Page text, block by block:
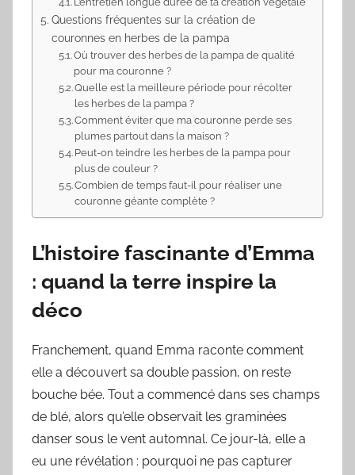
Questions fréquentes sur la création de
couronnes en herbes de la pampa
Où trouver des herbes de la pampa de qualité
pour ma couronne ?
Quelle est la meilleure période pour récolter
les herbes de la pampa ?
Comment éviter que ma couronne perde ses
plumes partout dans la maison ?
Peut-on teindre les herbes de la pampa pour
plus de couleur ?
Combien de temps faut-il pour réaliser une
couronne géante complète ?
L’histoire fascinante d’Emma
: quand la terre inspire la
déco
Franchement, quand Emma raconte comment
elle a découvert sa double passion, on reste
bouche bée. Tout a commencé dans ses champs
de blé, alors qu’elle observait les graminées
danser sous le vent automnal. Ce jour-là, elle a
eu une révélation : pourquoi ne pas capturer